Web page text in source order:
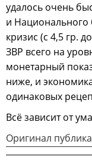
удалось очень
и Национального
кризис (с 4,5 гр.
ЗВР всего на
монетарный
ниже, и
одинаковых
Всё зависит от
Оригинал